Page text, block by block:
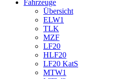
Fahrzeuge
Übersicht
ELW1
TLK
MZF
LF20
HLF20
LF20 KatS
MTW1